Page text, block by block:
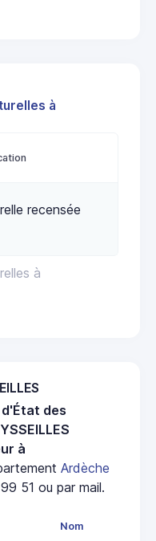
à
à
recensée
des
à
Ardèche
51 ou par mail.
Nom